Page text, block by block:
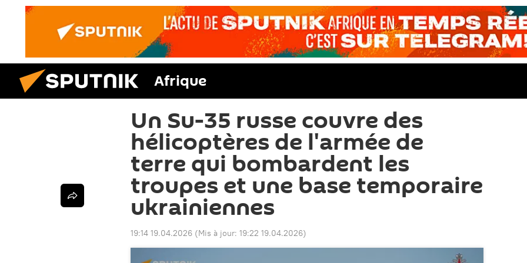
Afrique
Un Su-35 russe couvre des
hélicoptères de l'armée de
terre qui bombardent les
troupes et une base temporaire
ukrainiennes
19:14 19.04.2026 (Mis à jour: 19:22 19.04.2026)